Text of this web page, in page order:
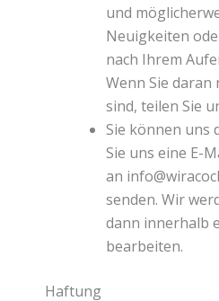
und
Neuigkeiten
nach Ihrem
Wenn Sie
sind, teilen Sie
Sie können uns
Sie uns eine E-
an
senden. Wir
dann innerhalb
bearbeiten.
Haftung